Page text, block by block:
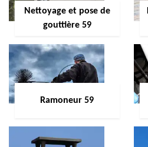
Nettoyage et pose de
gouttière 59
Ramoneur 59